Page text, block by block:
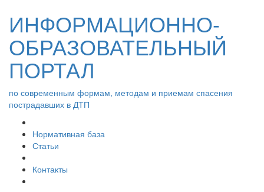
ИНФОРМАЦИОННО-
ОБРАЗОВАТЕЛЬНЫЙ
ПОРТАЛ
по современным формам, методам и приемам спасения
пострадавших в ДТП
Нормативная база
Статьи
Контакты